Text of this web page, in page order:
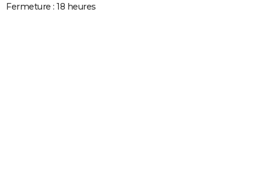
Fermeture : 18 heures